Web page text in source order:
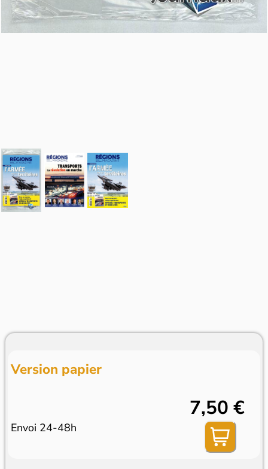
Version papier
Envoi 24-48h
7,50 €